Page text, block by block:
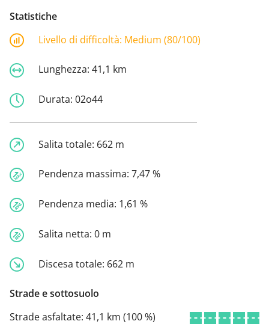
Statistiche
Livello di difficoltà: Medium (80/100)
Lunghezza: 41,1 km
Durata: 02o44
Salita totale: 662 m
Pendenza massima: 7,47 %
Pendenza media: 1,61 %
Salita netta: 0 m
Discesa totale: 662 m
Strade e sottosuolo
Strade asfaltate: 41,1 km (100 %)